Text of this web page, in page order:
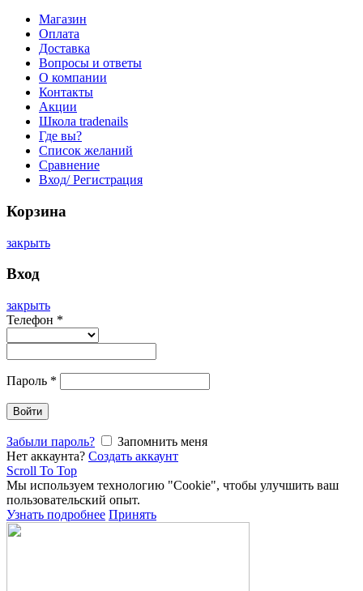
Магазин
Оплата
Доставка
Вопросы и ответы
О компании
Контакты
Акции
Школа tradenails
Где вы?
Список желаний
Сравнение
Вход/ Регистрация
Корзина
закрыть
Вход
закрыть
Телефон *
Пароль *
Войти
Забыли пароль?
Запомнить меня
Нет аккаунта? Создать аккаунт
Scroll To Top
Мы используем технологию "Cookie", чтобы улучшить ваш
пользовательский опыт.
Узнать подробнее Принять